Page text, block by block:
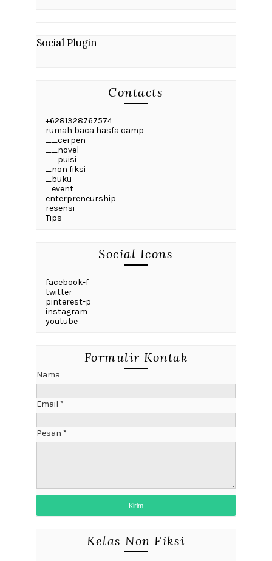
Social Plugin
Contacts
+6281328767574
rumah baca hasfa camp
__cerpen
__novel
__puisi
_non fiksi
_buku
_event
enterpreneurship
resensi
Tips
Social Icons
facebook-f
twitter
pinterest-p
instagram
youtube
Formulir Kontak
Nama
Email *
Pesan *
Kelas Non Fiksi